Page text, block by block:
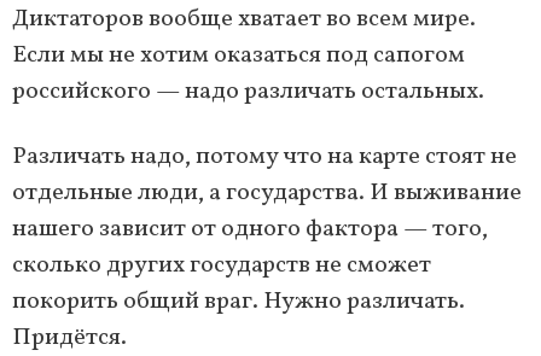
Диктаторов вообще хватает во всем мире.
Если мы не хотим оказаться под сапогом
российского — надо различать остальных.
Различать надо, потому что на карте стоят не
отдельные люди, а государства. И выживание
нашего зависит от одного фактора — того,
сколько других государств не сможет
покорить общий враг. Нужно различать.
Придётся.